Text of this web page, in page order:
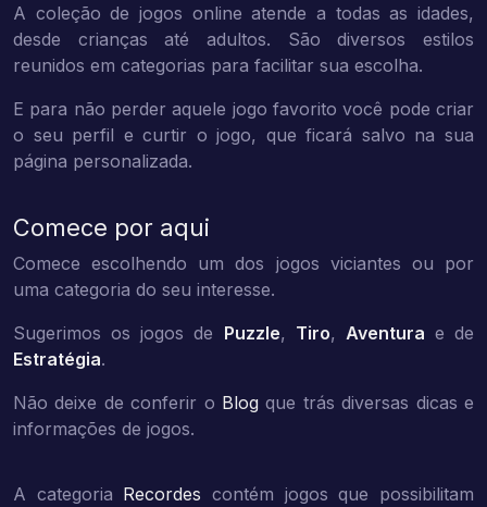
A coleção de jogos online atende a todas as idades,
desde crianças até adultos. São diversos estilos
reunidos em categorias para facilitar sua escolha.
E para não perder aquele jogo favorito você pode criar
o seu perfil e curtir o jogo, que ficará salvo na sua
página personalizada.
Comece por aqui
Comece escolhendo um dos jogos viciantes ou por
uma categoria do seu interesse.
Sugerimos os jogos de Puzzle, Tiro, Aventura e de
Estratégia.
Não deixe de conferir o Blog que trás diversas dicas e
informações de jogos.
A categoria Recordes contém jogos que possibilitam